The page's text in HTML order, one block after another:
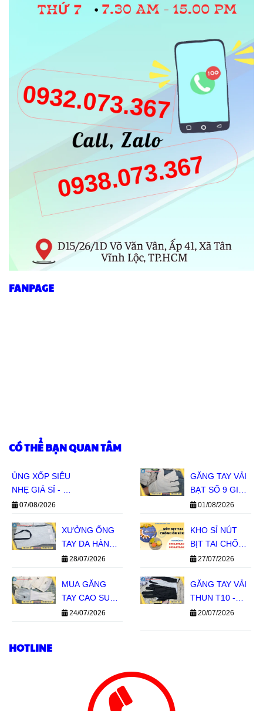
FANPAGE
CÓ THỂ BẠN QUAN TÂM
ỦNG XỐP SIÊU
NHẸ GIÁ SỈ - ĐỦ
SIZE ĐỦ MÀU
07/08/2026
GĂNG TAY VẢI
BẠT SỐ 9 GIÁ
SỈ - HÀNG SẴN
NHANH
01/08/2026
XƯỞNG ỐNG
TAY DA HÀN
GIÁ SỈ TPHCM
28/07/2026
KHO SỈ NÚT
BỊT TAI CHỐNG
ỒN SILICON 1
GIÁ SỈ MIỀN
NAM
27/07/2026
MUA GĂNG
TAY CAO SU
CON HƯƠU
24/07/2026
GĂNG TAY VẢI
THUN T10 -
BỀN TAY, GIÁ
20/07/2026
HOTLINE